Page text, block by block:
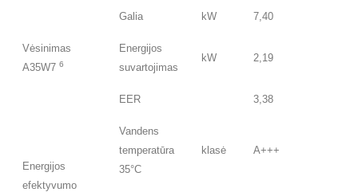
Vėsinimas
A35W7 6
Galia kW 7,40
Energijos
suvartojimas
kW 2,19
EER 3,38
Energijos
efektyvumo
Vandens
temperatūra
35°C
klasė A+++